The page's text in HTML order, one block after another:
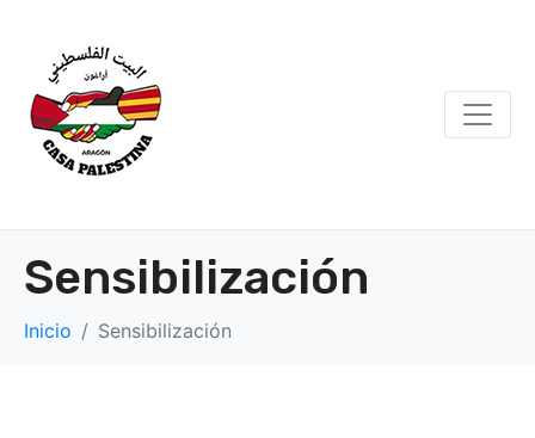
Sensibilización
Inicio Sensibilización